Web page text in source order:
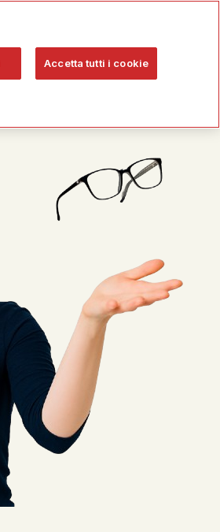
CONTATTACI
Accetta tutti i cookie